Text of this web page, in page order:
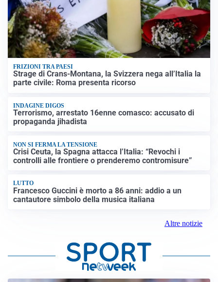
FRIZIONI TRA PAESI
Strage di Crans-Montana, la Svizzera nega all’Italia la
parte civile: Roma presenta ricorso
INDAGINE DIGOS
Terrorismo, arrestato 16enne comasco: accusato di
propaganda jihadista
NON SI FERMA LA TENSIONE
Crisi Ceuta, la Spagna attacca l’Italia: “Revochi i
controlli alle frontiere o prenderemo contromisure”
LUTTO
Francesco Guccini è morto a 86 anni: addio a un
cantautore simbolo della musica italiana
Altre notizie